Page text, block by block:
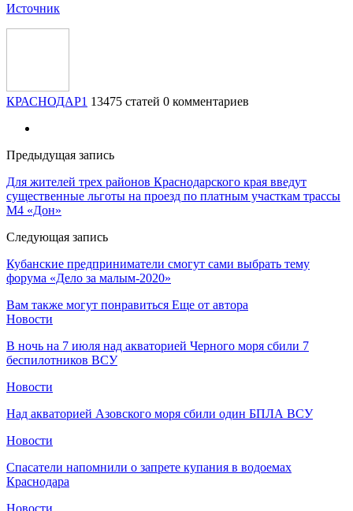
Источник
КРАСНОДАР1 13475 статей 0 комментариев
Предыдущая запись
Для жителей трех районов Краснодарского края введут
существенные льготы на проезд по платным участкам трассы
М4 «Дон»
Следующая запись
Кубанские предприниматели смогут сами выбрать тему
форума «Дело за малым-2020»
Вам также могут понравиться Еще от автора
Новости
В ночь на 7 июля над акваторией Черного моря сбили 7
беспилотников ВСУ
Новости
Над акваторией Азовского моря сбили один БПЛА ВСУ
Новости
Спасатели напомнили о запрете купания в водоемах
Краснодара
Новости